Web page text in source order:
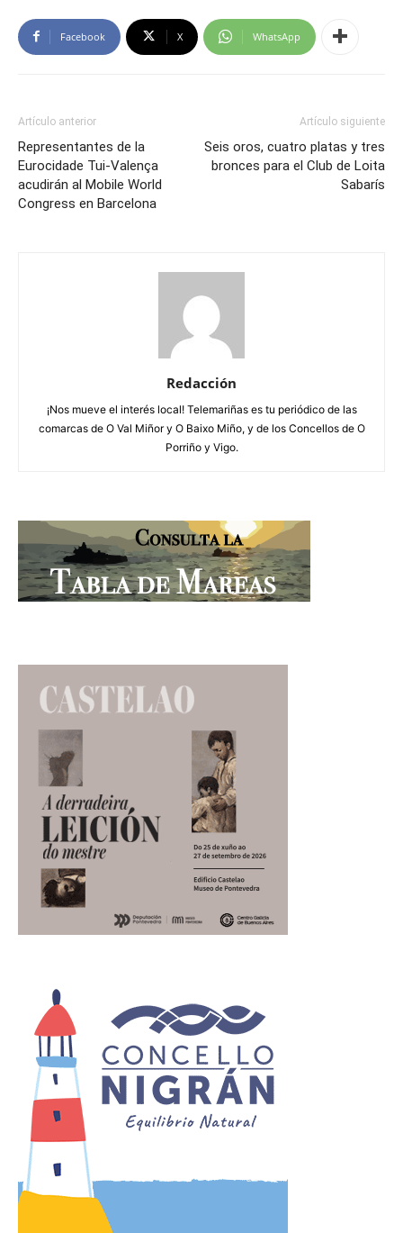
Facebook X WhatsApp
Artículo anterior
Representantes de la
Eurocidade Tui-Valença
acudirán al Mobile World
Congress en Barcelona
Artículo siguiente
Seis oros, cuatro platas y tres
bronces para el Club de Loita
Sabarís
Redacción
¡Nos mueve el interés local! Telemariñas es tu periódico de las
comarcas de O Val Miñor y O Baixo Miño, y de los Concellos de O
Porriño y Vigo.